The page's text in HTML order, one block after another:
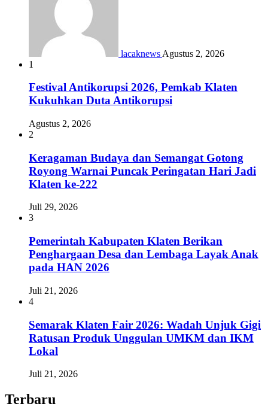
lacaknews Agustus 2, 2026
1
Festival Antikorupsi 2026, Pemkab Klaten
Kukuhkan Duta Antikorupsi
Agustus 2, 2026
2
Keragaman Budaya dan Semangat Gotong
Royong Warnai Puncak Peringatan Hari Jadi
Klaten ke-222
Juli 29, 2026
3
Pemerintah Kabupaten Klaten Berikan
Penghargaan Desa dan Lembaga Layak Anak
pada HAN 2026
Juli 21, 2026
4
Semarak Klaten Fair 2026: Wadah Unjuk Gigi
Ratusan Produk Unggulan UMKM dan IKM
Lokal
Juli 21, 2026
Terbaru